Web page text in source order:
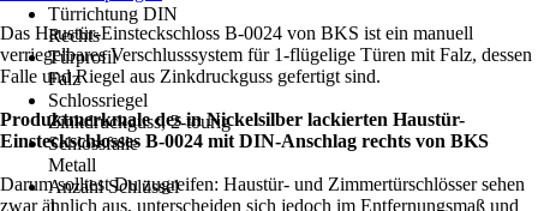
Türrichtung DIN
Rechts
Türprofil
Falz
Schlossriegel
Zinkdruckguss, 2-tourig
Schlossfalle
Metall
Anzahl Schlüssel
Das Haustür-Einsteckschloss B-0024 von BKS ist ein manuell
verriegelbares Verschlusssystem für 1-flügelige Türen mit Falz, dessen
Falle und Riegel aus Zinkdruckguss gefertigt sind.
Produktmerkmale des in Nickelsilber lackierten Haustür-
Einsteckschlosses B-0024 mit DIN-Anschlag rechts von BKS
Darum solltest Du zugreifen: Haustür- und Zimmertürschlösser sehen
zwar ähnlich aus, unterscheiden sich jedoch im Entfernungsmaß und